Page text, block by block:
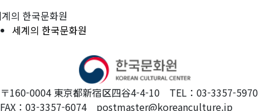
의 한국문화원
세계의 한국문화원
〒160-0004 東京都新宿区四谷4-4-10 TEL：03-3357-5970
FAX：03-3357-6074 postmaster@koreanculture.jp